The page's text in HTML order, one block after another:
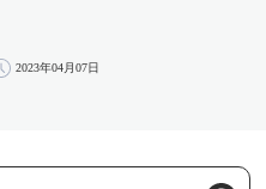
2023年04月07日